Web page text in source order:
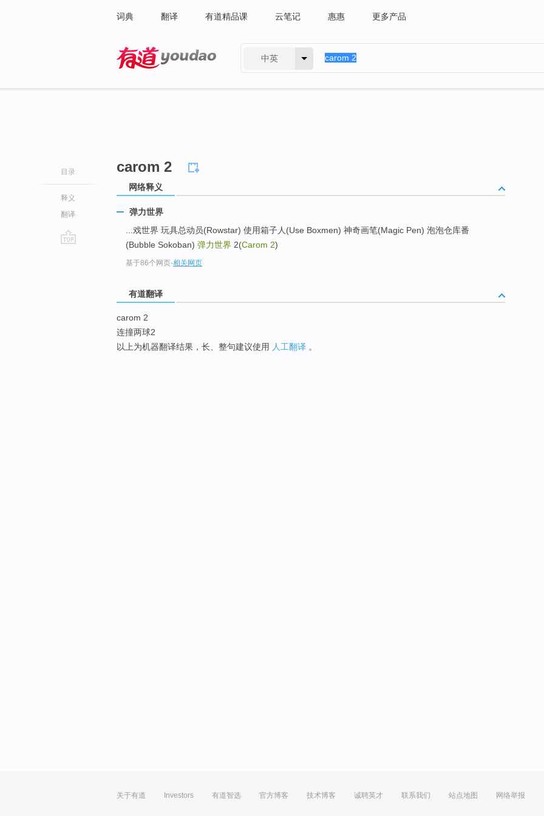
词典 翻译 有道精品课 云笔记 惠惠 更多产品
中英
目录
释义
翻译
carom 2
网络释义
弹力世界
...戏世界 玩具总动员(Rowstar) 使用箱子人(Use Boxmen) 神奇画笔(Magic Pen) 泡泡仓库番
(Bubble Sokoban) 弹力世界 2(Carom 2)
基于86个网页-相关网页
有道翻译
carom 2
连撞两球2
以上为机器翻译结果，长、整句建议使用 人工翻译 。
关于有道 Investors 有道智选 官方博客 技术博客 诚聘英才 联系我们 站点地图 网络举报